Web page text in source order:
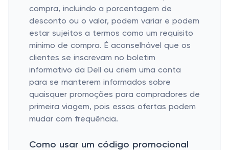
compra, incluindo a porcentagem de
desconto ou o valor, podem variar e podem
estar sujeitos a termos como um requisito
mínimo de compra. É aconselhável que os
clientes se inscrevam no boletim
informativo da Dell ou criem uma conta
para se manterem informados sobre
quaisquer promoções para compradores de
primeira viagem, pois essas ofertas podem
mudar com frequência.
Como usar um código promocional